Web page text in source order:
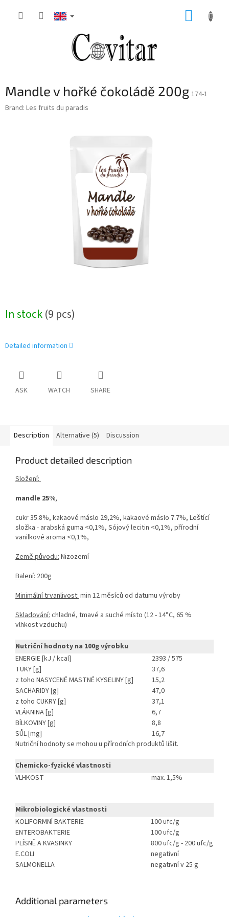
Mandle v hořké čokoládě 200g 174-1
Brand: Les fruits du paradis
In stock(9 pcs)
Detailed information
ASK WATCH SHARE
Description Alternative (5) Discussion
Product detailed description
Složení:
mandle 25%,
cukr 35.8%, kakaové máslo 29,2%, kakaové máslo 7.7%, Leštící
složka - arabská guma <0,1%, Sójový lecitin <0,1%, přírodní
vanilkové aroma <0,1%,
Země původu:Nizozemí
Balení: 200g
Minimální trvanlivost:min 12 měsíců od datumu výroby
Skladování:chladné, tmavé a suché místo (12 - 14°C, 65 %
vlhkost vzduchu)
Nutriční hodnoty na 100g výrobku
ENERGIE [kJ / kcal]
2393 / 575
TUKY [g]
37,6
z toho NASYCENÉ MASTNÉ KYSELINY [g]
15,2
SACHARIDY [g]
47,0
z toho CUKRY [g]
37,1
VLÁKNINA [g]
6,7
BÍLKOVINY [g]
8,8
SŮL [mg]
16,7
Nutriční hodnoty se mohou u přírodních produktů lišit.
Chemicko-fyzické vlastnosti
VLHKOST
max. 1,5%
Mikrobiologické vlastnosti
KOLIFORMNÍ BAKTERIE
100 ufc/g
ENTEROBAKTERIE
100 ufc/g
PLÍSNĚ A KVASINKY
800 ufc/g - 200 ufc/g
E.COLI
negativní
SALMONELLA
negativní v 25 g
Additional parameters